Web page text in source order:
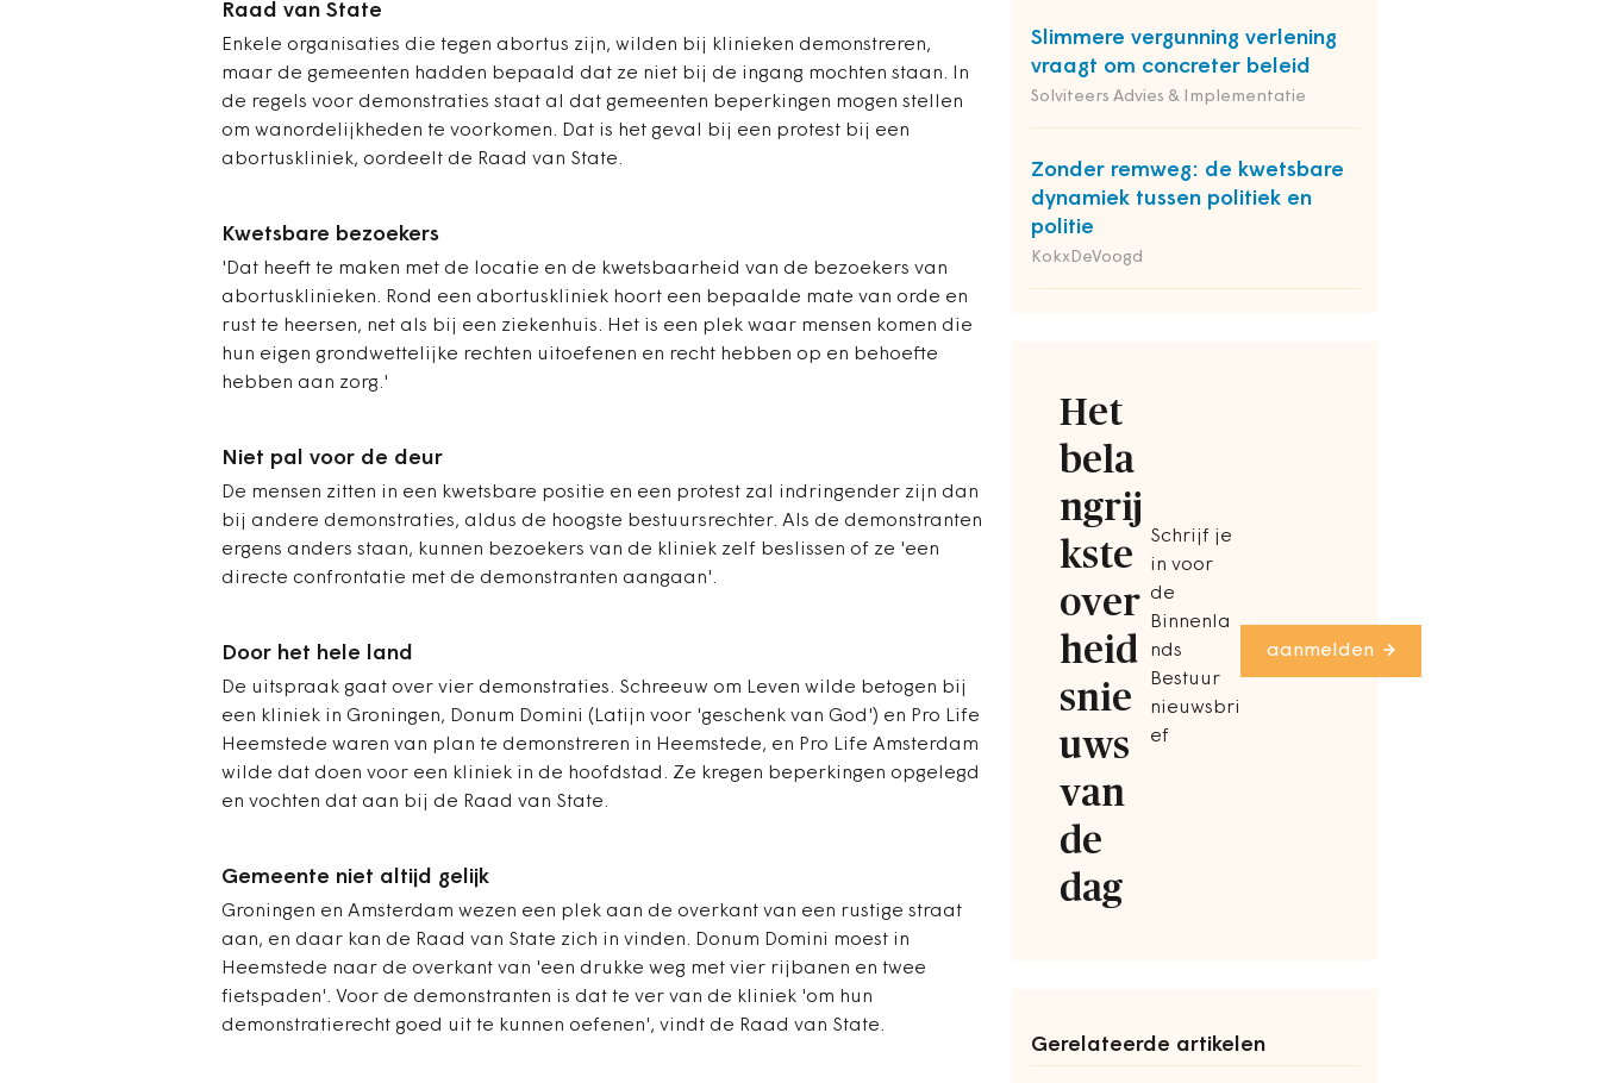
Raad van State
Enkele organisaties die tegen abortus zijn, wilden bij klinieken demonstreren,
maar de gemeenten hadden bepaald dat ze niet bij de ingang mochten staan. In
de regels voor demonstraties staat al dat gemeenten beperkingen mogen stellen
om wanordelijkheden te voorkomen. Dat is het geval bij een protest bij een
abortuskliniek, oordeelt de Raad van State.
Slimmere vergunning verlening
vraagt om concreter beleid
Solviteers Advies & Implementatie
Zonder remweg: de kwetsbare
dynamiek tussen politiek en
politie
KokxDeVoogd
Het
bela
ngrij
kste
over
heid
snie
uws
van
de
dag
Schrijf je
in voor
de
Binnenla
nds
Bestuur
nieuwsbri
ef
aanmelden
Gerelateerde artikelen
Kwetsbare bezoekers
'Dat heeft te maken met de locatie en de kwetsbaarheid van de bezoekers van
abortusklinieken. Rond een abortuskliniek hoort een bepaalde mate van orde en
rust te heersen, net als bij een ziekenhuis. Het is een plek waar mensen komen die
hun eigen grondwettelijke rechten uitoefenen en recht hebben op en behoefte
hebben aan zorg.'
Niet pal voor de deur
De mensen zitten in een kwetsbare positie en een protest zal indringender zijn dan
bij andere demonstraties, aldus de hoogste bestuursrechter. Als de demonstranten
ergens anders staan, kunnen bezoekers van de kliniek zelf beslissen of ze 'een
directe confrontatie met de demonstranten aangaan'.
Door het hele land
De uitspraak gaat over vier demonstraties. Schreeuw om Leven wilde betogen bij
een kliniek in Groningen, Donum Domini (Latijn voor 'geschenk van God') en Pro Life
Heemstede waren van plan te demonstreren in Heemstede, en Pro Life Amsterdam
wilde dat doen voor een kliniek in de hoofdstad. Ze kregen beperkingen opgelegd
en vochten dat aan bij de Raad van State.
Gemeente niet altijd gelijk
Groningen en Amsterdam wezen een plek aan de overkant van een rustige straat
aan, en daar kan de Raad van State zich in vinden. Donum Domini moest in
Heemstede naar de overkant van 'een drukke weg met vier rijbanen en twee
fietspaden'. Voor de demonstranten is dat te ver van de kliniek 'om hun
demonstratierecht goed uit te kunnen oefenen', vindt de Raad van State.